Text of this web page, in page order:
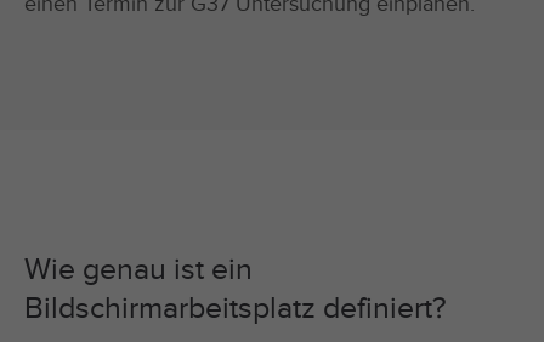
Wie genau ist ein
Bildschirmarbeitsplatz definiert?